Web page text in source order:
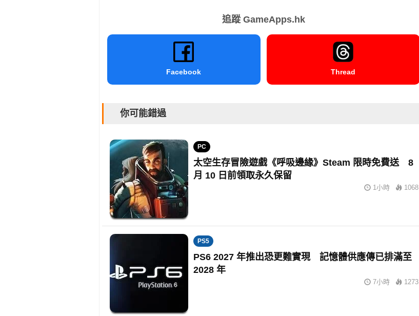
追蹤 GameApps.hk
Facebook Thread
你可能錯過
PC
太空生存冒險遊戲《呼吸邊緣》Steam 限時免費送 8
月 10 日前領取永久保留
1小時 1068
PS5
PS6 2027 年推出恐更難實現 記憶體供應傳已排滿至
2028 年
7小時 1273